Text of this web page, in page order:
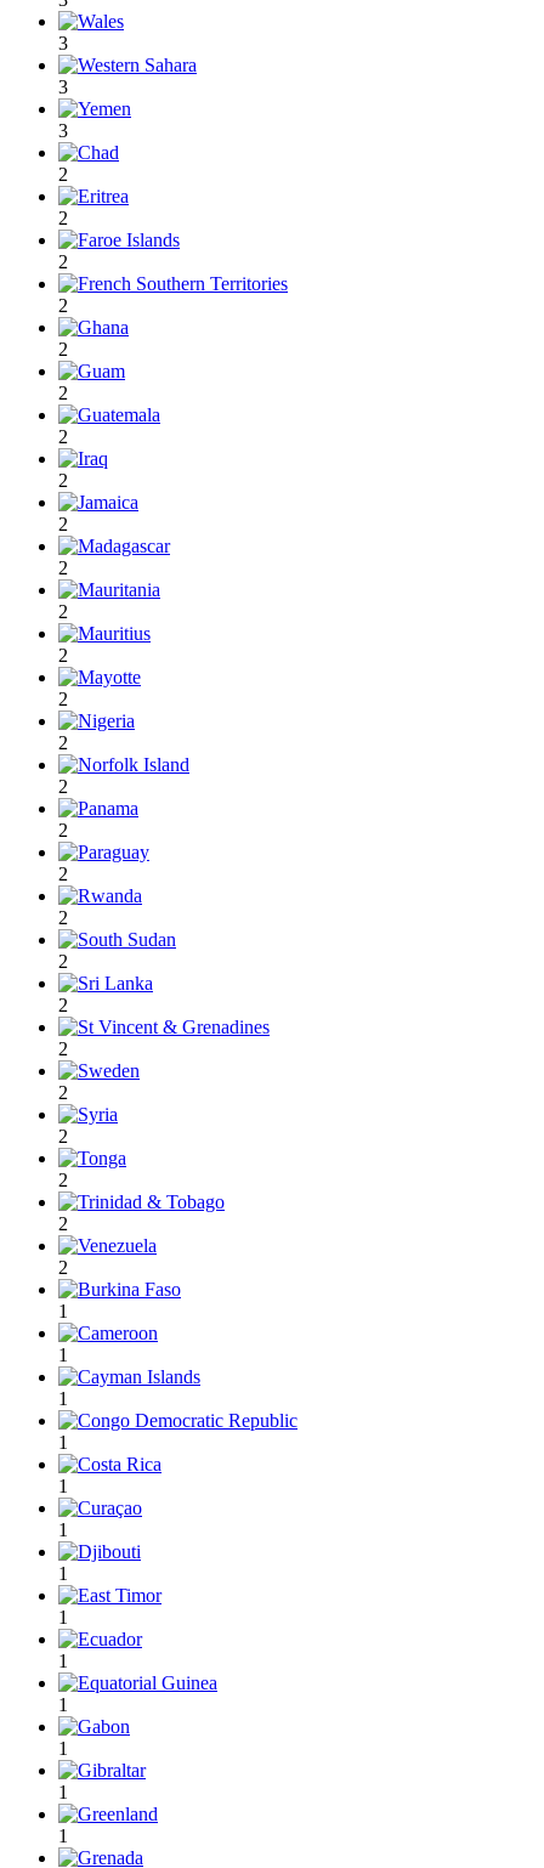
3
3
3
2
2
2
2
2
2
2
2
2
2
2
2
2
2
2
2
2
2
2
2
2
2
2
2
2
2
1
1
1
1
1
1
1
1
1
1
1
1
1